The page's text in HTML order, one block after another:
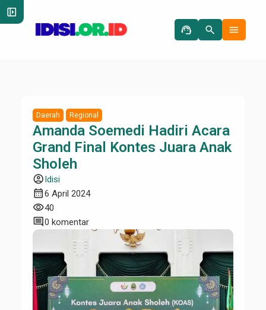
support_agent search menu
Daerah Regional
Amanda Soemedi Hadiri Acara
Grand Final Kontes Juara Anak
Sholeh
account_circleIdisi
calendar_month6 April 2024
visibility40
comment0 komentar
left_panel_open